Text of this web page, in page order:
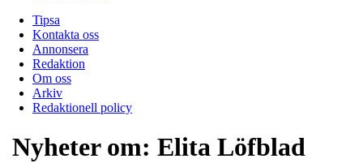
Tipsa
Kontakta oss
Annonsera
Redaktion
Om oss
Arkiv
Redaktionell policy
Nyheter om: Elita Löfblad